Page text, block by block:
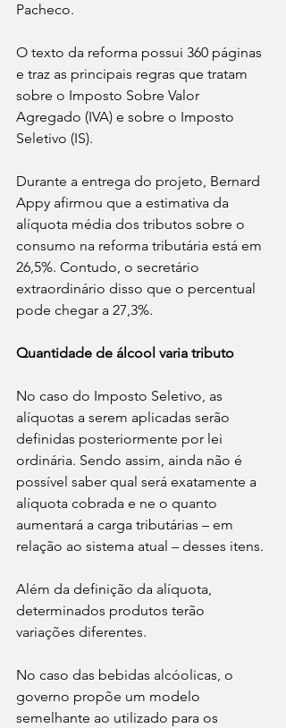
Pacheco.
O texto da reforma possui 360 páginas
e traz as principais regras que tratam
sobre o Imposto Sobre Valor
Agregado (IVA) e sobre o Imposto
Seletivo (IS).
Durante a entrega do projeto, Bernard
Appy afirmou que a estimativa da
alíquota média dos tributos sobre o
consumo na reforma tributária está em
26,5%. Contudo, o secretário
extraordinário disso que o percentual
pode chegar a 27,3%.
Quantidade de álcool varia tributo
No caso do Imposto Seletivo, as
alíquotas a serem aplicadas serão
definidas posteriormente por lei
ordinária. Sendo assim, ainda não é
possível saber qual será exatamente a
alíquota cobrada e ne o quanto
aumentará a carga tributárias – em
relação ao sistema atual – desses itens.
Além da definição da alíquota,
determinados produtos terão
variações diferentes.
No caso das bebidas alcóolicas, o
governo propõe um modelo
semelhante ao utilizado para os